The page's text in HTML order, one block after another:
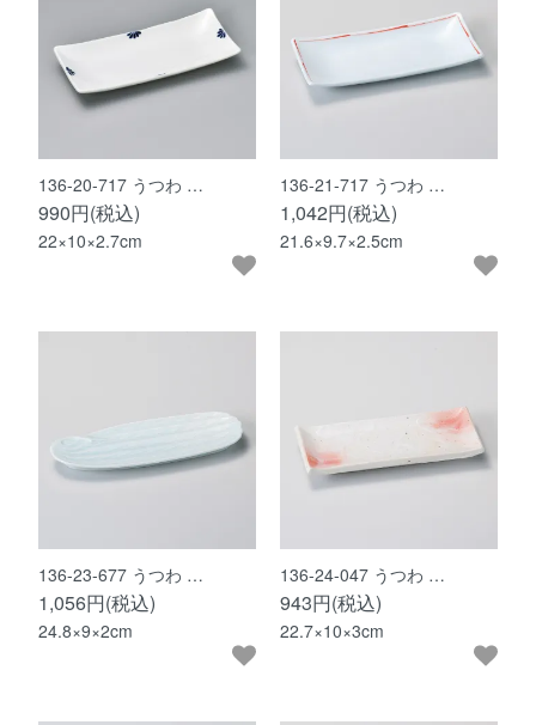
136-20-717 うつわ …
990円(税込)
22×10×2.7cm
136-21-717 うつわ …
1,042円(税込)
21.6×9.7×2.5cm
136-23-677 うつわ …
1,056円(税込)
24.8×9×2cm
136-24-047 うつわ …
943円(税込)
22.7×10×3cm